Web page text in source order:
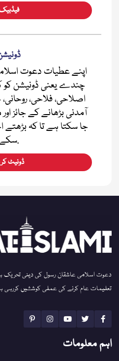
اپنے عطیات دعوت
چندے یعنی ڈونیشن کو
اصلاحی، فلاحی، روحانی،
آمدنی بڑھانے کے جائز
جا سکتا ہے تا کہ بڑھتے
سکے.
ڈونیٹ
دعوت اسلامی عاشقان رسول کی دینی تحریک
تعلیمات عام کرنے کی عملی کوششیں کررہی
اہم معلومات